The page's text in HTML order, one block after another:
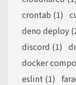
crontab (1)
deno deploy
discord (1)
docker
eslint (1)